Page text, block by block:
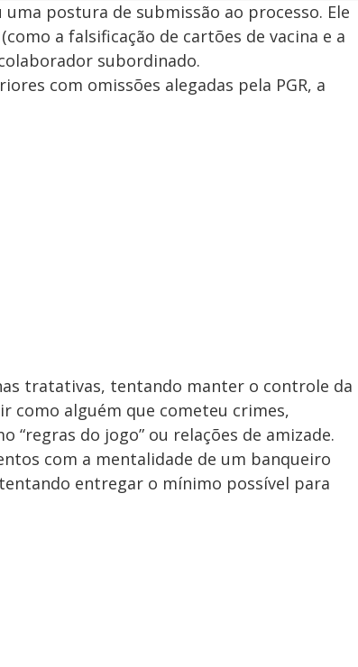
postura de submissão ao processo. Ele
a falsificação de cartões de vacina e a
subordinado.
com omissões alegadas pela PGR, a
tratativas, tentando manter o controle da
como alguém que cometeu crimes,
do jogo” ou relações de amizade.
com a mentalidade de um banqueiro
entregar o mínimo possível para